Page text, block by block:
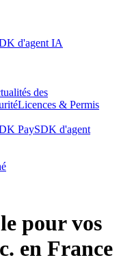
d'agent IA
des
Licences & Permis
PaySDK d'agent
pour vos
en France